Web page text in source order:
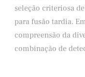
seleção criteriosa
para fusão tardia.
compreensão da
combinação de